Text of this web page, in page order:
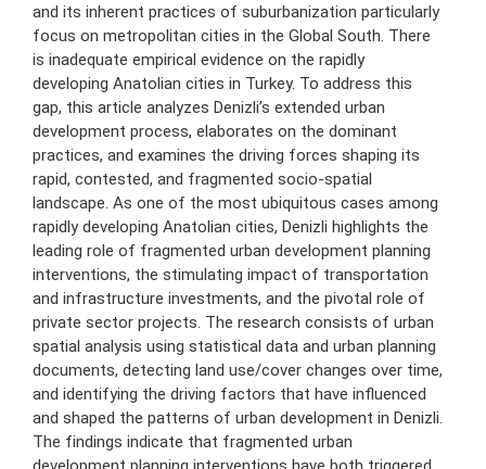
and its inherent practices of suburbanization particularly
focus on metropolitan cities in the Global South. There
is inadequate empirical evidence on the rapidly
developing Anatolian cities in Turkey. To address this
gap, this article analyzes Denizli’s extended urban
development process, elaborates on the dominant
practices, and examines the driving forces shaping its
rapid, contested, and fragmented socio-spatial
landscape. As one of the most ubiquitous cases among
rapidly developing Anatolian cities, Denizli highlights the
leading role of fragmented urban development planning
interventions, the stimulating impact of transportation
and infrastructure investments, and the pivotal role of
private sector projects. The research consists of urban
spatial analysis using statistical data and urban planning
documents, detecting land use/cover changes over time,
and identifying the driving factors that have influenced
and shaped the patterns of urban development in Denizli.
The findings indicate that fragmented urban